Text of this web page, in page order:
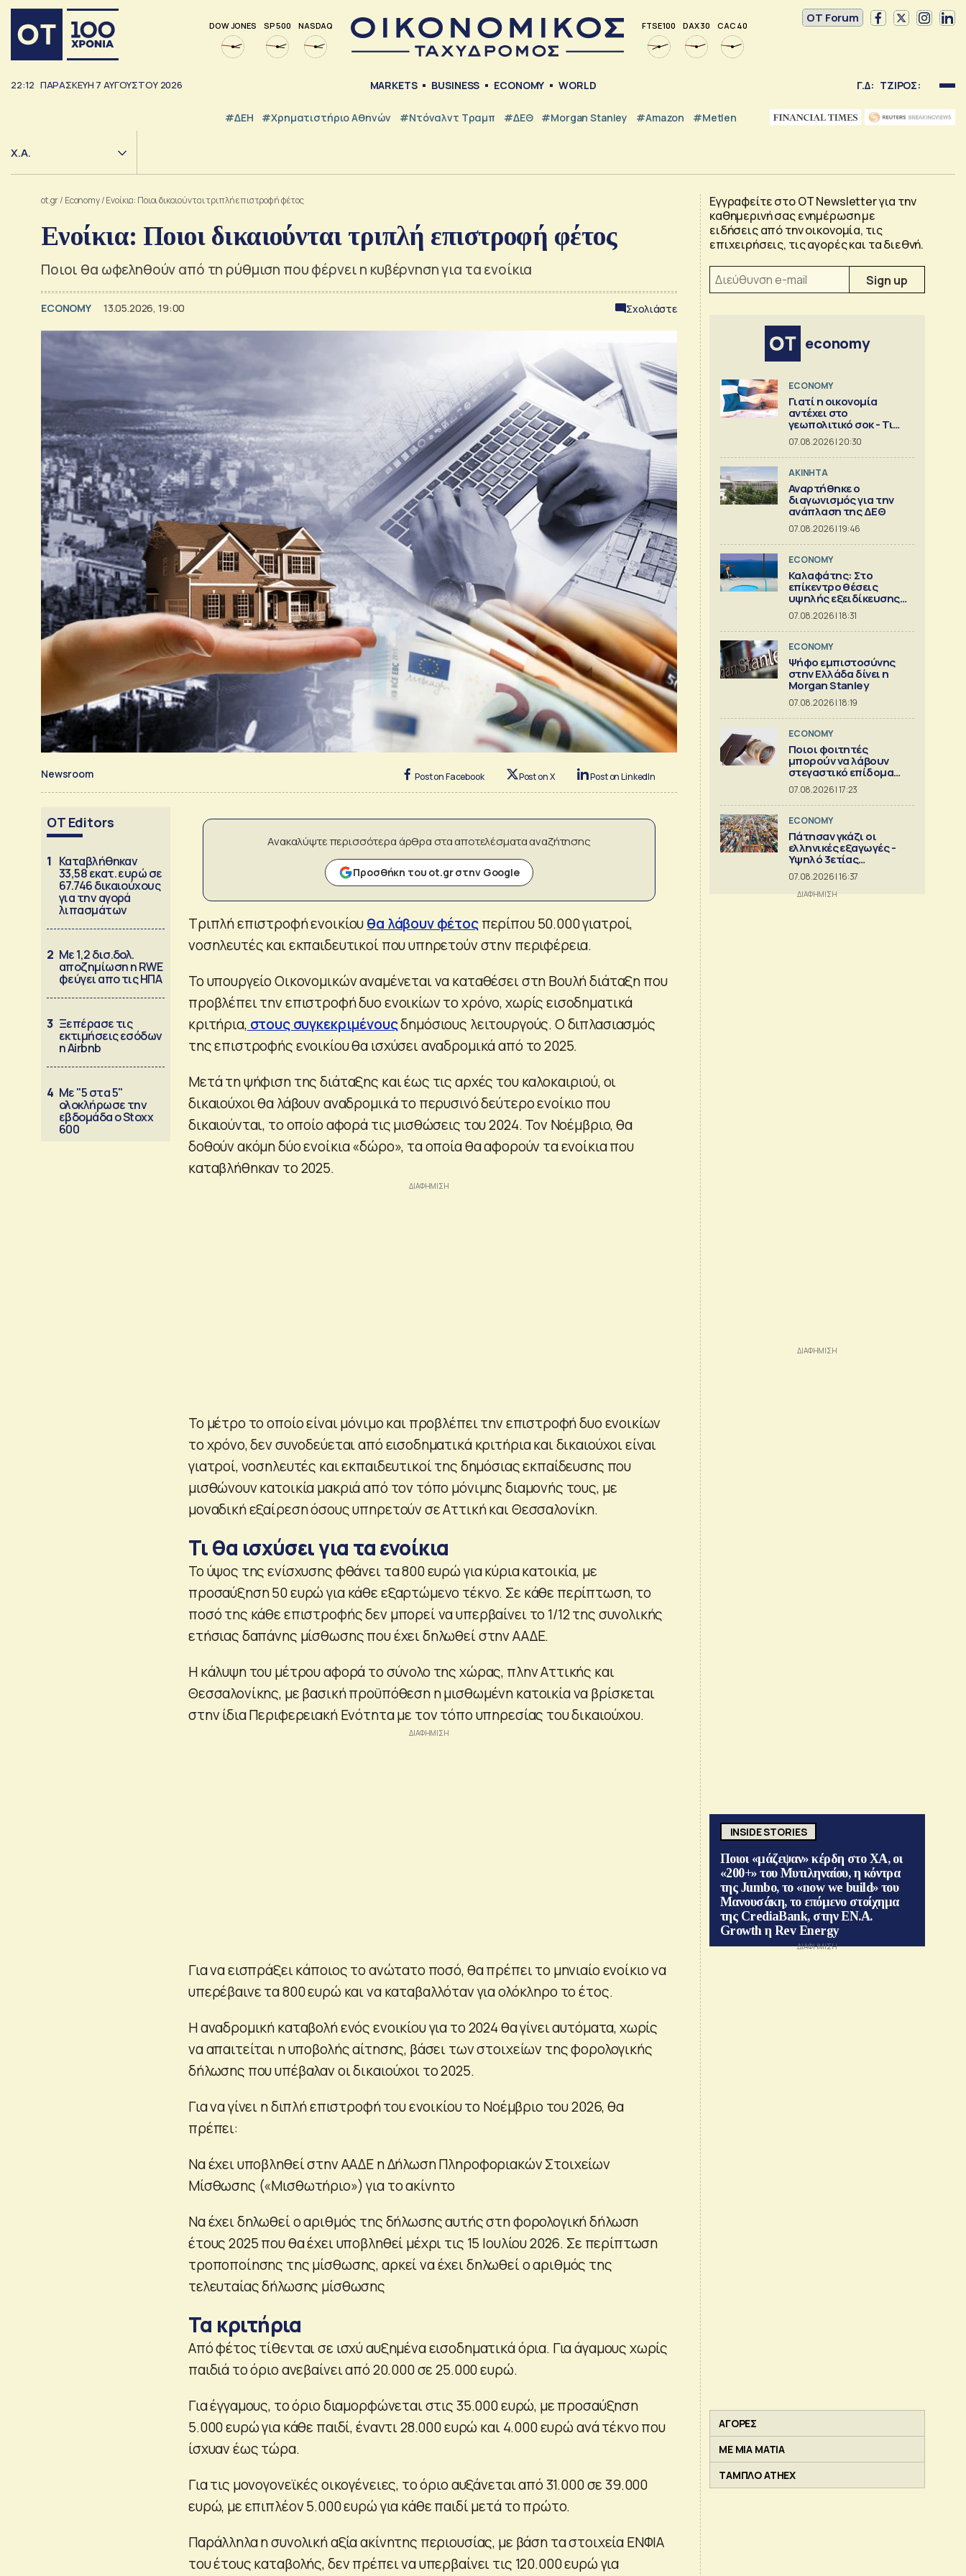
DOW JONES SP 500 NASDAQ FTSE 100 DAX 30 CAC 40
OT Forum
22:12 ΠΑΡΑΣΚΕΥΉ 7 ΑΥΓΟΎΣΤΟΥ 2026 MARKETS BUSINESS ECONOMY WORLD Γ.Δ: ΤΖΙΡΟΣ:
#ΔΕΗ #Χρηματιστήριο Αθηνών #Ντόναλντ Τραμπ #ΔΕΘ #Morgan Stanley #Amazon #Metlen
Χ.Α.
ot.gr/ Economy/Ενοίκια: Ποιοι δικαιούνται τριπλή επιστροφή φέτος
Ενοίκια: Ποιοι δικαιούνται τριπλή επιστροφή φέτος
Ποιοι θα ωφεληθούν από τη ρύθμιση που φέρνει η κυβέρνηση για τα ενοίκια
ECONOMY 13.05.2026, 19:00 Σχολιάστε
Newsroom Post on Facebook Post on X Post on LinkedIn
OT Editors
1 Καταβλήθηκαν
33,58 εκατ. ευρώ σε
67.746 δικαιούχους
για την αγορά
λιπασμάτων
2 Με 1,2 δισ.δολ.
αποζημίωση η RWE
φεύγει απο τις ΗΠΑ
3 Ξεπέρασε τις
εκτιμήσεις εσόδων
η Airbnb
4 Με "5 στα 5"
ολοκλήρωσε την
εβδομάδα ο Stoxx
600
Ανακαλύψτε περισσότερα άρθρα στα αποτελέσματα αναζήτησης
Προσθήκη του ot.gr στην Google
Τριπλή επιστροφή ενοικίουθα λάβουν φέτοςπερίπου 50.000 γιατροί,
νοσηλευτές και εκπαιδευτικοί που υπηρετούν στην περιφέρεια.
Το υπουργείο Οικονομικών αναμένεται να καταθέσει στη Βουλή διάταξη που
προβλέπει την επιστροφή δυο ενοικίων το χρόνο, χωρίς εισοδηματικά
κριτήρια, στους συγκεκριμένουςδημόσιους λειτουργούς. Ο διπλασιασμός
της επιστροφής ενοικίου θα ισχύσει αναδρομικά από το 2025.
Μετά τη ψήφιση της διάταξης και έως τις αρχές του καλοκαιριού, οι
δικαιούχοι θα λάβουν αναδρομικά το περυσινό δεύτερο ενοίκιο που
δικαιούνται, το οποίο αφορά τις μισθώσεις του 2024. Τον Νοέμβριο, θα
δοθούν ακόμη δύο ενοίκια «δώρο», τα οποία θα αφορούν τα ενοίκια που
καταβλήθηκαν το 2025.
Το μέτρο το οποίο είναι μόνιμο και προβλέπει την επιστροφή δυο ενοικίων
το χρόνο, δεν συνοδεύεται από εισοδηματικά κριτήρια και δικαιούχοι είναι
γιατροί, νοσηλευτές και εκπαιδευτικοί της δημόσιας εκπαίδευσης που
μισθώνουν κατοικία μακριά από τον τόπο μόνιμης διαμονής τους, με
μοναδική εξαίρεση όσους υπηρετούν σε Αττική και Θεσσαλονίκη.
Τι θα ισχύσει για τα ενοίκια
Το ύψος της ενίσχυσης φθάνει τα 800 ευρώ για κύρια κατοικία, με
προσαύξηση 50 ευρώ για κάθε εξαρτώμενο τέκνο. Σε κάθε περίπτωση, το
ποσό της κάθε επιστροφής δεν μπορεί να υπερβαίνει το 1/12 της συνολικής
ετήσιας δαπάνης μίσθωσης που έχει δηλωθεί στην ΑΑΔΕ.
Η κάλυψη του μέτρου αφορά το σύνολο της χώρας, πλην Αττικής και
Θεσσαλονίκης, με βασική προϋπόθεση η μισθωμένη κατοικία να βρίσκεται
στην ίδια Περιφερειακή Ενότητα με τον τόπο υπηρεσίας του δικαιούχου.
Για να εισπράξει κάποιος το ανώτατο ποσό, θα πρέπει το μηνιαίο ενοίκιο να
υπερέβαινε τα 800 ευρώ και να καταβαλλόταν για ολόκληρο το έτος.
Η αναδρομική καταβολή ενός ενοικίου για το 2024 θα γίνει αυτόματα, χωρίς
να απαιτείται η υποβολής αίτησης, βάσει των στοιχείων της φορολογικής
δήλωσης που υπέβαλαν οι δικαιούχοι το 2025.
Για να γίνει η διπλή επιστροφή του ενοικίου το Νοέμβριο του 2026, θα
πρέπει:
Να έχει υποβληθεί στην ΑΑΔΕ η Δήλωση Πληροφοριακών Στοιχείων
Μίσθωσης («Μισθωτήριο») για το ακίνητο
Να έχει δηλωθεί ο αριθμός της δήλωσης αυτής στη φορολογική δήλωση
έτους 2025 που θα έχει υποβληθεί μέχρι τις 15 Ιουλίου 2026. Σε περίπτωση
τροποποίησης της μίσθωσης, αρκεί να έχει δηλωθεί ο αριθμός της
τελευταίας δήλωσης μίσθωσης
Τα κριτήρια
Από φέτος τίθενται σε ισχύ αυξημένα εισοδηματικά όρια. Για άγαμους χωρίς
παιδιά το όριο ανεβαίνει από 20.000 σε 25.000 ευρώ.
Για έγγαμους, το όριο διαμορφώνεται στις 35.000 ευρώ, με προσαύξηση
5.000 ευρώ για κάθε παιδί, έναντι 28.000 ευρώ και 4.000 ευρώ ανά τέκνο που
ίσχυαν έως τώρα.
Για τις μονογονεϊκές οικογένειες, το όριο αυξάνεται από 31.000 σε 39.000
ευρώ, με επιπλέον 5.000 ευρώ για κάθε παιδί μετά το πρώτο.
Παράλληλα η συνολική αξία ακίνητης περιουσίας, με βάση τα στοιχεία ΕΝΦΙΑ
του έτους καταβολής, δεν πρέπει να υπερβαίνει τις 120.000 ευρώ για
Εγγραφείτε στο OT Newsletter για την
καθημερινή σας ενημέρωση με
ειδήσεις από την οικονομία, τις
επιχειρήσεις, τις αγορές και τα διεθνή.
economy
ECONOMY
Γιατί η οικονομία
αντέχει στο
γεωπολιτικό σοκ - Τι
δείχνει ανάλυση της
Eurobank [γραφήματα]
07.08.2026 | 20:30
ΑΚΙΝΗΤΑ
Αναρτήθηκε ο
διαγωνισμός για την
ανάπλαση της ΔΕΘ
07.08.2026 | 19:46
ECONOMY
Καλαφάτης: Στο
επίκεντρο θέσεις
υψηλής εξειδίκευσης
και AI
07.08.2026 | 18:31
ECONOMY
Ψήφο εμπιστοσύνης
στην Ελλάδα δίνει η
Morgan Stanley
07.08.2026 | 18:19
ECONOMY
Ποιοι φοιτητές
μπορούν να λάβουν
στεγαστικό επίδομα
εως 2.500 ευρώ
07.08.2026 | 17:23
ECONOMY
Πάτησαν γκάζι οι
ελληνικές εξαγωγές -
Υψηλό 3ετίας
[γραφήματα]
07.08.2026 | 16:37
INSIDE STORIES
Ποιοι «μάζεψαν» κέρδη στο ΧΑ, οι
«200+» του Μυτιληναίου, η κόντρα
της Jumbo, το «now we build» του
Μανουσάκη, το επόμενο στοίχημα
της CrediaBank, στην ΕΝ.Α.
Growth η Rev Energy
ΑΓΟΡΕΣ
ΜΕ ΜΙΑ ΜΑΤΙΑ
ΤΑΜΠΛΟ ATHEX